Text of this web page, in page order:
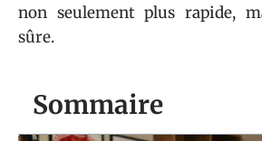
Sommaire
non seulement plus rapide,
sûre.